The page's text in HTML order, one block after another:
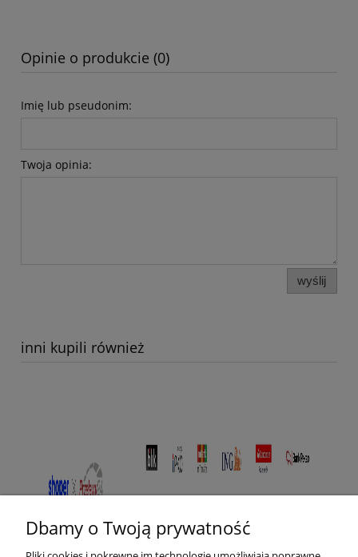
Opinie o produkcie (0)
Imię lub pseudonim:
Twoja opinia:
wyślij
inni kupili również
Dbamy o Twoją prywatność